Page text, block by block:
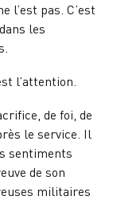
l’est pas. C’est
les
l’attention.
de foi, de
le service. Il
sentiments
de son
militaires